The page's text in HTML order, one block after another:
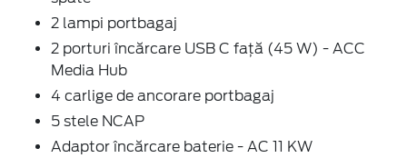
2 lampi portbagaj
2 porturi încărcare USB C față (45 W) - ACC
Media Hub
4 carlige de ancorare portbagaj
5 stele NCAP
Adaptor încărcare baterie - AC 11 KW